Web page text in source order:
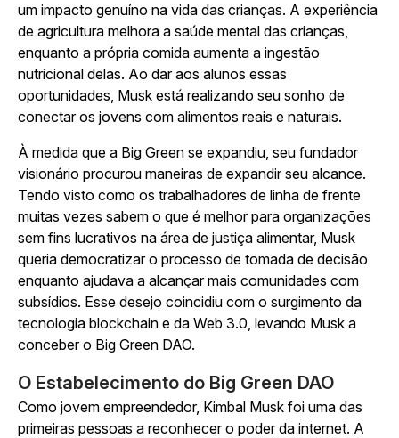
um impacto genuíno na vida das crianças. A experiência
de agricultura melhora a saúde mental das crianças,
enquanto a própria comida aumenta a ingestão
nutricional delas. Ao dar aos alunos essas
oportunidades, Musk está realizando seu sonho de
conectar os jovens com alimentos reais e naturais.
À medida que a Big Green se expandiu, seu fundador
visionário procurou maneiras de expandir seu alcance.
Tendo visto como os trabalhadores de linha de frente
muitas vezes sabem o que é melhor para organizações
sem fins lucrativos na área de justiça alimentar, Musk
queria democratizar o processo de tomada de decisão
enquanto ajudava a alcançar mais comunidades com
subsídios. Esse desejo coincidiu com o surgimento da
tecnologia blockchain e da Web 3.0, levando Musk a
conceber o Big Green DAO.
O Estabelecimento do Big Green DAO
Como jovem empreendedor, Kimbal Musk foi uma das
primeiras pessoas a reconhecer o poder da internet. A